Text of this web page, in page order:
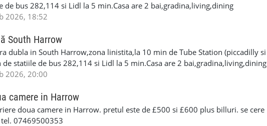
de bus 282,114 si Lidl la 5 min.Casa are 2 bai,gradina,living,dining
,internet,telefonie,.Camera este 560£/luna+billuri+o luna
2026, 18:52
South Harrow
dubla in South Harrow,zona linistita,la 10 min de Tube Station (piccadilly si
de statiile de bus 282,114 si Lidl la 5 min.Casa are 2 bai,gradina,living,dining
,internet,telefonie,.Camera este 560£/luna+billuri+o luna
2026, 20:00
camere in Harrow
doua camere in Harrow. pretul este de £500 si £600 plus billuri. se cere
07469500353